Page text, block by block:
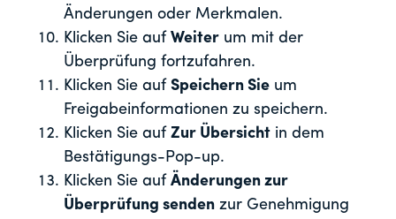
Änderungen oder Merkmalen.
Klicken Sie auf Weiter um mit der
Überprüfung fortzufahren.
Klicken Sie auf Speichern Sie um
Freigabeinformationen zu speichern.
Klicken Sie auf Zur Übersicht in dem
Bestätigungs-Pop-up.
Klicken Sie auf Änderungen zur
Überprüfung senden zur Genehmigung